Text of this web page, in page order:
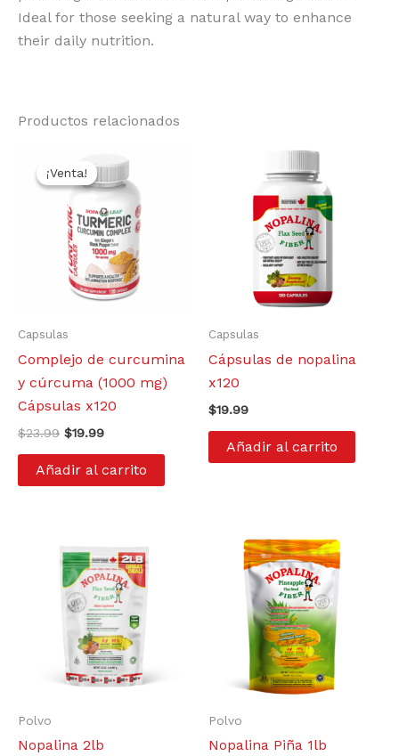
Ideal for those seeking a natural way to enhance
their daily nutrition.
Productos relacionados
¡Venta!
¡Venta!
Capsulas
Complejo de curcumina
y cúrcuma (1000 mg)
Cápsulas x120
$23.99
was:
$19.99
price
is:
$19.99.
Añadir al carrito
Capsulas
Cápsulas de nopalina
x120
$19.99
Añadir al carrito
Polvo
Nopalina 2lb
Polvo
Nopalina Piña 1lb